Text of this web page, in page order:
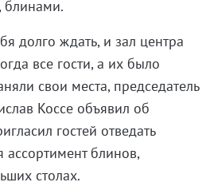
блинами.
долго ждать, и зал центра
все гости, а их было
свои места, председатель
Коссе объявил об
гостей отведать
ассортимент блинов,
столах.